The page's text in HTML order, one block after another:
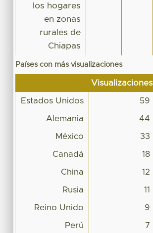
los hogares
en zonas
rurales de
Chiapas
Países con más visualizaciones
Visualizaciones
Estados Unidos 59
Alemania 44
México 33
Canadá 18
China 12
Rusia 11
Reino Unido 9
Perú 7